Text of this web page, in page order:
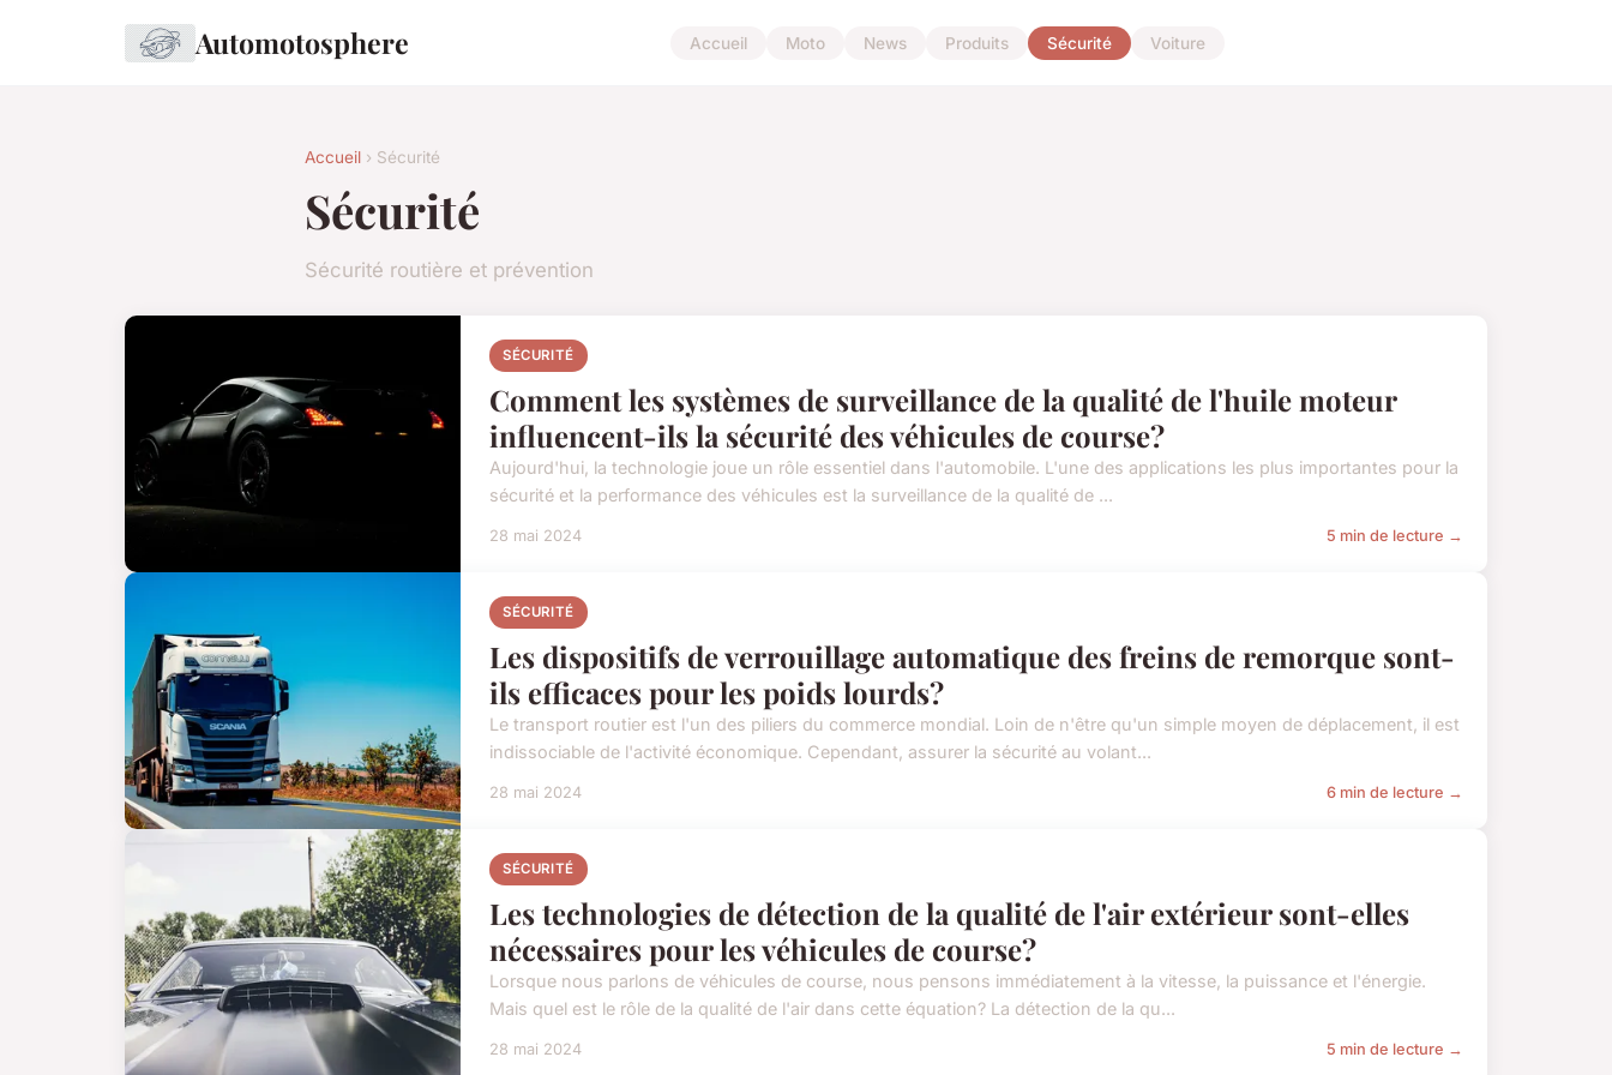
Automotosphere Accueil Moto News Produits Sécurité Voiture
Accueil › Sécurité
Sécurité
Sécurité routière et prévention
SÉCURITÉ
Comment les systèmes de surveillance de la qualité de l'huile moteur
influencent-ils la sécurité des véhicules de course?
Aujourd'hui, la technologie joue un rôle essentiel dans l'automobile. L'une des applications les plus importantes pour la
sécurité et la performance des véhicules est la surveillance de la qualité de ...
28 mai 2024 5 min de lecture →
SÉCURITÉ
Les dispositifs de verrouillage automatique des freins de remorque sont-
ils efficaces pour les poids lourds?
Le transport routier est l'un des piliers du commerce mondial. Loin de n'être qu'un simple moyen de déplacement, il est
indissociable de l'activité économique. Cependant, assurer la sécurité au volant...
28 mai 2024 6 min de lecture →
SÉCURITÉ
Les technologies de détection de la qualité de l'air extérieur sont-elles
nécessaires pour les véhicules de course?
Lorsque nous parlons de véhicules de course, nous pensons immédiatement à la vitesse, la puissance et l'énergie.
Mais quel est le rôle de la qualité de l'air dans cette équation? La détection de la qu...
28 mai 2024 5 min de lecture →